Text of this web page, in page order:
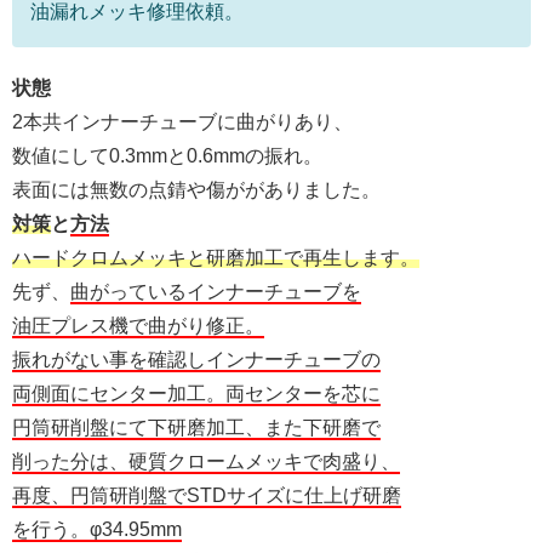
油漏れメッキ修理依頼。
状態
2本共インナーチューブに曲がりあり、
数値にして0.3mmと0.6mmの振れ。
表面には無数の点錆や傷ががありました。
対策と方法
ハードクロムメッキと研磨加工で再生します。
先ず、 曲がっているインナーチューブを
油圧プレス機で曲がり修正。
振れがない事を確認しインナーチューブの
両側面にセンター加工。両センターを芯に
円筒研削盤にて下研磨加工、また下研磨で
削った分は、硬質クロームメッキで肉盛り、
再度、円筒研削盤でSTDサイズに仕上げ研磨
を行う。φ34.95mm